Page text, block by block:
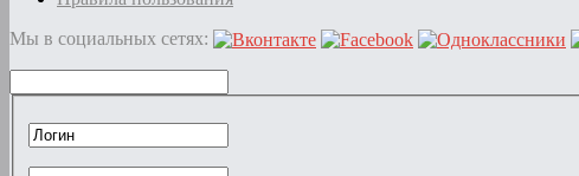
Мы в социальных сетях: